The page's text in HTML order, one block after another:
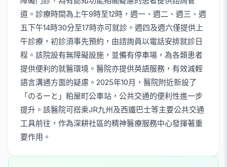
道。診療時間為上午9時至12時，週一、週二、週三、週
五下午14時30分至17時亦可就診。週四及週六僅提供上
午診療，初診須事先預約，由諮詢員以電話安排就診日
程。該院設有無障礙設施，並備有停車場，為各類患者
提供便利的就醫環境。醫院亦提供英語服務，有效減輕
語言溝通方面的疑慮。2025年10月，醫院附近新設了
「のるーと」粕屋町公車站，公共交通的便利性進一步
提升。該醫院可搭乘JR九州及西鐵巴士等主要公共交通
工具前往，作為深耕社區的精神醫療服務中心發揮著重
要作用。